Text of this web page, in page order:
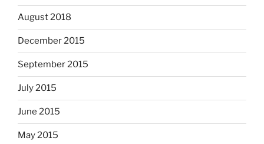
August 2018
December 2015
September 2015
July 2015
June 2015
May 2015